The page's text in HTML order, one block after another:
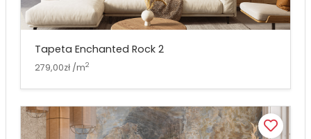
Tapeta Enchanted Rock 2
279,00zł /m2